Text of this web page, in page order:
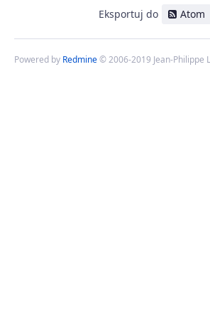
Eksportuj do Atom
Powered by Redmine© 2006-2019 Jean-Philippe